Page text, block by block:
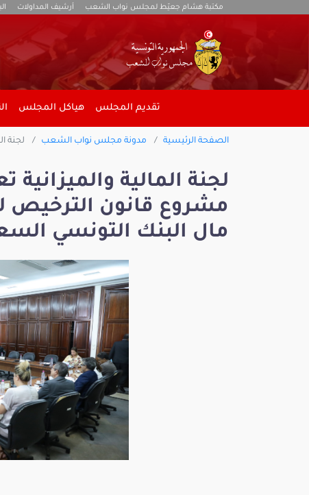
مكتبة هشام جعيّط لمجلس نواب الشعب أرشيف المداولات
تقديم المجلس هياكل المجلس
الصفحة الرئيسية مدونة مجلس نواب الشعب لجنة
لجنة المالية
مشروع قانون الترخيص
مال البنك التونسي